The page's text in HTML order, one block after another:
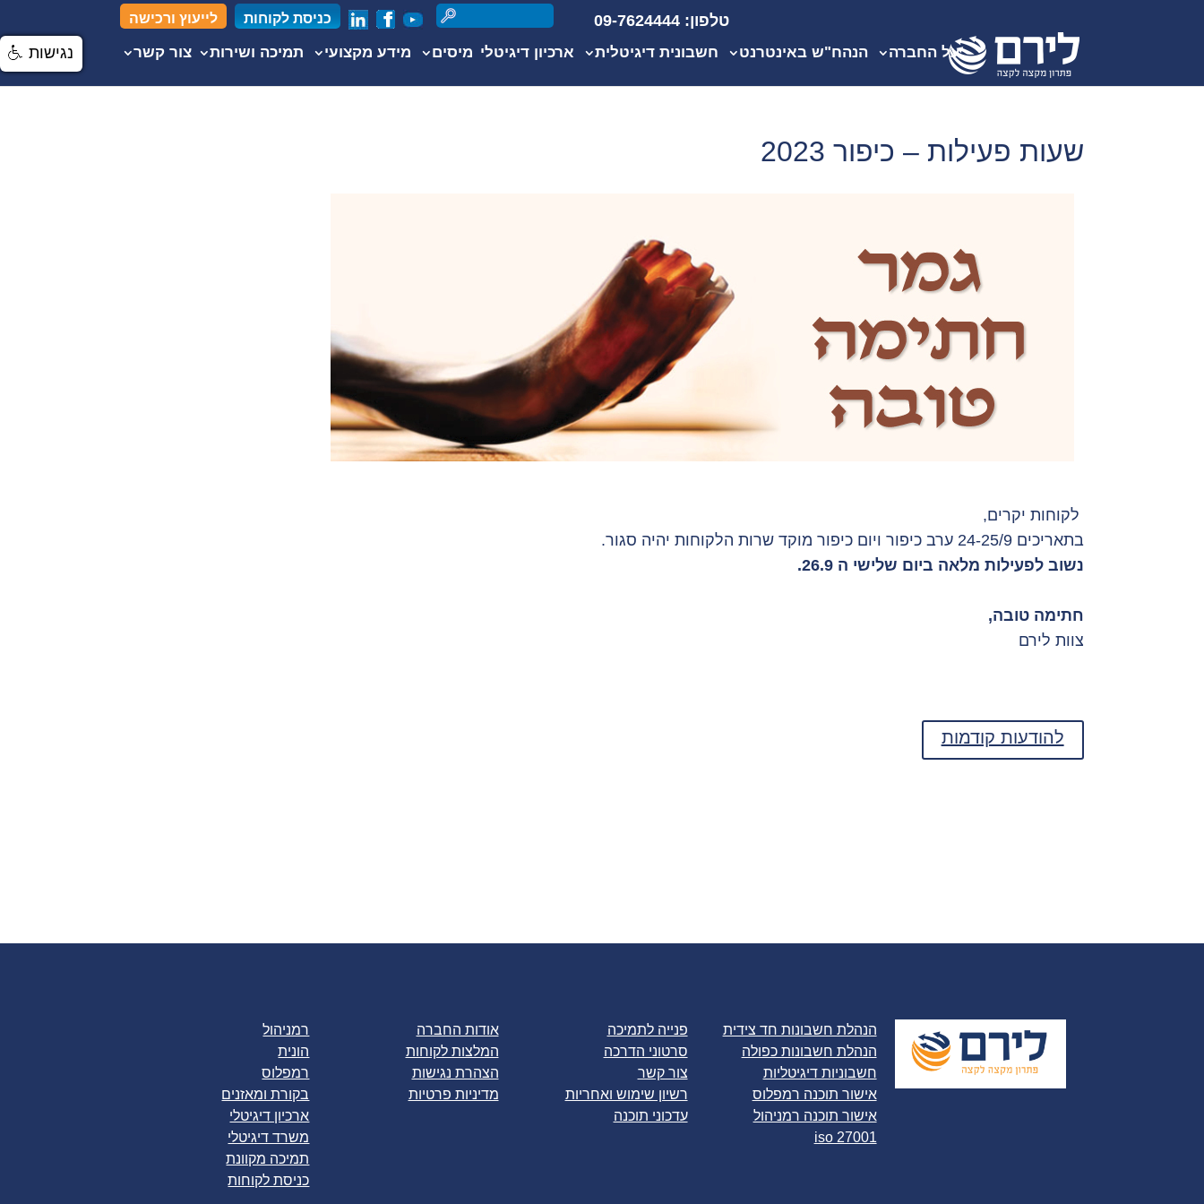
כניסת לקוחות לייעוץ ורכישה טלפון: 09-7624444
על החברה הנהח"ש באינטרנט חשבונית דיגיטלית ארכיון דיגיטלי מיסים מידע מקצועי תמיכה ושירות צור קשר
שעות פעילות – כיפור 2023
לקוחות יקרים,
בתאריכים 24-25/9 ערב כיפור ויום כיפור מוקד שרות הלקוחות יהיה סגור.
נשוב לפעילות מלאה ביום שלישי ה 26.9.
חתימה טובה,
צוות לירם
להודעות קודמות
הנהלת חשבונות חד צידית
הנהלת חשבונות כפולה
חשבוניות דיגיטליות
אישור תוכנה רמפלוס
אישור תוכנה רמניהול
iso 27001
פנייה לתמיכה
סרטוני הדרכה
צור קשר
רשיון שימוש ואחריות
עדכוני תוכנה
אודות החברה
המלצות לקוחות
הצהרת נגישות
מדיניות פרטיות
רמניהול
הונית
רמפלוס
בקורת ומאזנים
ארכיון דיגיטלי
משרד דיגיטלי
תמיכה מקוונת
כניסת לקוחות
נגישות